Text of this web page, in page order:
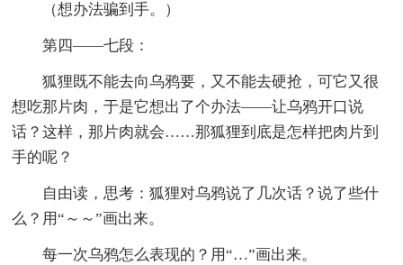
（想办法骗到手。）
第四——七段：
狐狸既不能去向乌鸦要，又不能去硬抢，可它又很
想吃那片肉，于是它想出了个办法——让乌鸦开口说
话？这样，那片肉就会……那狐狸到底是怎样把肉片到
手的呢？
自由读，思考：狐狸对乌鸦说了几次话？说了些什
么？用“～～”画出来。
每一次乌鸦怎么表现的？用“…”画出来。